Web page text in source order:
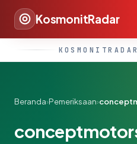
KosmonitRadar
Beranda›Pemeriksaan›